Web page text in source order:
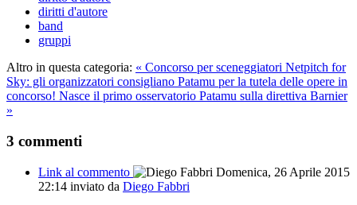
diritti d'autore
band
gruppi
Altro in questa categoria: « Concorso per sceneggiatori Netpitch for
Sky: gli organizzatori consigliano Patamu per la tutela delle opere in
concorso! Nasce il primo osservatorio Patamu sulla direttiva Barnier
»
3 commenti
Link al commento
Domenica, 26 Aprile 2015
22:14 inviato da Diego Fabbri